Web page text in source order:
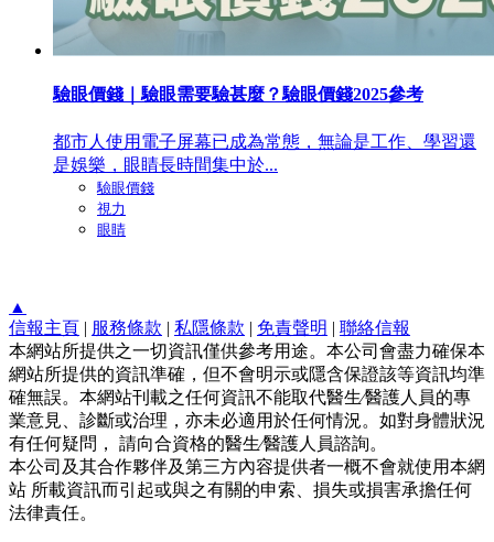
驗眼價錢｜驗眼需要驗甚麼？驗眼價錢2025參考
都市人使用電子屏幕已成為常態，無論是工作、學習還
是娛樂，眼睛長時間集中於...
驗眼價錢
視力
眼睛
▲
信報主頁 | 服務條款 | 私隱條款 | 免責聲明 | 聯絡信報
本網站所提供之一切資訊僅供參考用途。本公司會盡力確保本
網站所提供的資訊準確，但不會明示或隱含保證該等資訊均準
確無誤。本網站刊載之任何資訊不能取代醫生∕醫護人員的專
業意見、診斷或治理，亦未必適用於任何情況。如對身體狀況
有任何疑問， 請向合資格的醫生∕醫護人員諮詢。
本公司及其合作夥伴及第三方內容提供者一概不會就使用本網
站 所載資訊而引起或與之有關的申索、損失或損害承擔任何
法律責任。